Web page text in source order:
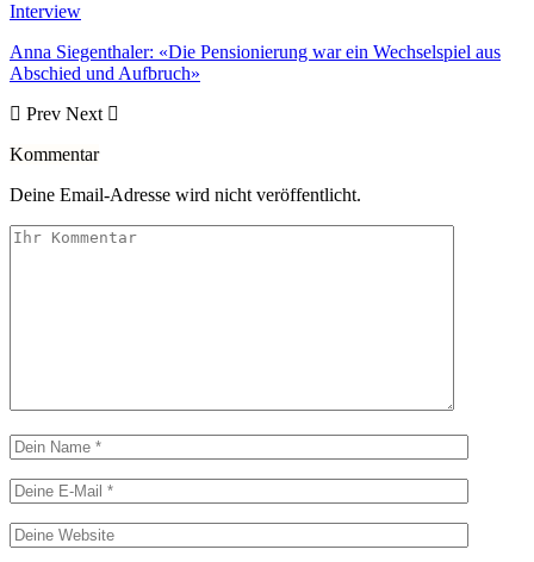
Interview
Anna Siegenthaler: «Die Pensionierung war ein Wechselspiel aus
Abschied und Aufbruch»
Prev Next
Kommentar
Deine Email-Adresse wird nicht veröffentlicht.